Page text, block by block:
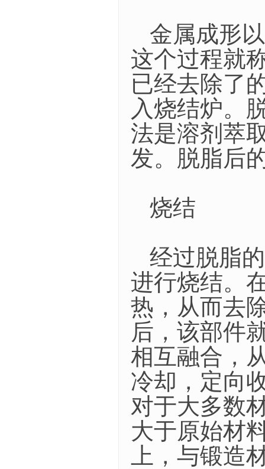
金属成形
这个过程就
已经去除了
入烧结炉。
法是溶剂萃
发。脱脂后
烧结
经过脱脂
进行烧结。
热，从而去
后，该部件
相互融合，
冷却，定向
对于大多数
大于原始材
上，与锻造